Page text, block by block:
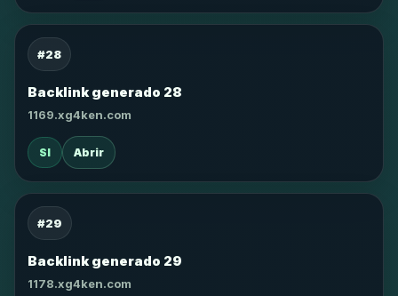
#28
Backlink generado 28
1169.xg4ken.com
SI Abrir
#29
Backlink generado 29
1178.xg4ken.com